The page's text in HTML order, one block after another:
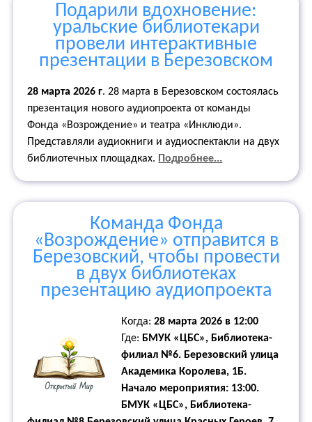
Подарили вдохновение:
уральские библиотекари
провели интерактивные
презентации в Березовском
28 марта 2026 г. 28 марта в Березовском состоялась
презентация нового аудиопроекта от команды
Фонда «Возрождение» и театра «Инклюди».
Представляли аудиокниги и аудиоспектакли на двух
библиотечных площадках. Подробнее...
Команда Фонда
«Возрождение» отправится в
Березовский, чтобы провести
в двух библиотеках
презентацию аудиопроекта
Когда: 28 марта 2026 в 12:00
Где: БМУК «ЦБС», Библиотека-
филиал №6. Березовский улица
Академика Королева, 1Б.
Начало мероприятия: 13:00.
БМУК «ЦБС», Библиотека-